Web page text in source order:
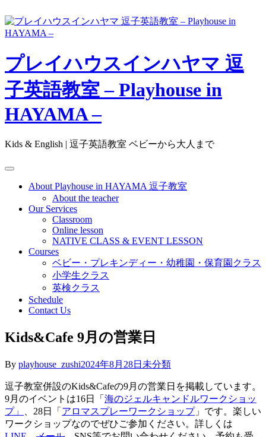
Skip
to
プレイハウスインハヤマ 逗
子英語教室 – Playhouse in
HAYAMA –
Kids & English | 逗子英語教室 ベビーから大人まで
About Playhouse in HAYAMA 逗子教室
About the teacher
Our Services
Classroom
Online lesson
NATIVE CLASS & EVENT LESSON
Courses
ベビー・プレキンディー・幼稚園・保育園クラス
小学生クラス
英検クラス
Schedule
Contact Us
Kids&Cafe 9月の営業日
By playhouse_zushi2024年8月28日 未分類
逗子教室併設のKids&Cafeの9月の営業日を掲載しています。
9月のイベントは16日「 海のジェルキャンドルワークショッ
プ」
、28日「 アロマスプレーワークショップ」です。楽しい
ワークショップなのでぜひご参加ください。詳しくは